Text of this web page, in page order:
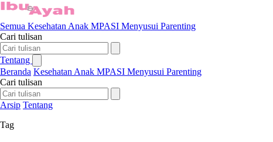
Semua Kesehatan Anak MPASI Menyusui Parenting
Cari tulisan
Tentang
Beranda Kesehatan Anak MPASI Menyusui Parenting
Cari tulisan
Arsip Tentang
Tag